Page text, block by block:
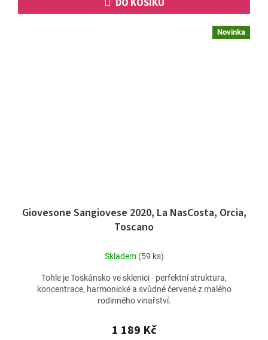
Novinka
Giovesone Sangiovese 2020, La NasCosta, Orcia,
Toscano
Skladem (59 ks)
1 189 Kč
Tohle je Toskánsko ve sklenici - perfektní struktura,
koncentrace, harmonické a svůdné červené z malého
rodinného vinařství.